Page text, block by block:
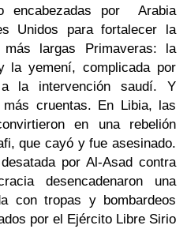
encabezadas por Arabia
Unidos para fortalecer la
largas Primaveras: la
la yemení, complicada por
la intervención saudí. Y
cruentas. En Libia, las
en una rebelión
que cayó y fue asesinado.
por Al-Asad contra
desencadenaron una
con tropas y bombardeos
por el Ejército Libre Sirio